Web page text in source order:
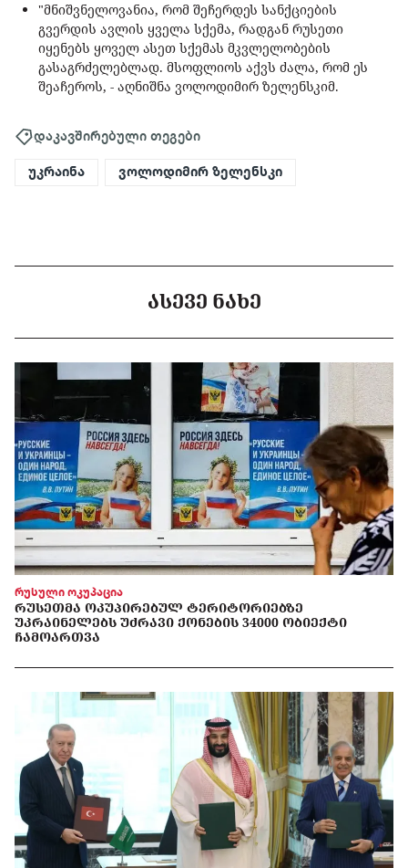
"მნიშვნელოვანია, რომ შეჩერდეს სანქციების
გვერდის ავლის ყველა სქემა, რადგან რუსეთი
იყენებს ყოველ ასეთ სქემას მკვლელობების
გასაგრძელებლად. მსოფლიოს აქვს ძალა, რომ ეს
შეაჩეროს, - აღნიშნა ვოლოდიმირ ზელენსკიმ.
დაკავშირებული თეგები
უკრაინა ვოლოდიმირ ზელენსკი
ᲐᲡᲔᲕᲔ ᲜᲐᲮᲔ
რუსული ოკუპაცია
ᲠᲣᲡᲔᲗᲛᲐ ᲝᲙᲣᲞᲘᲠᲔᲑᲣᲚ ᲢᲔᲠᲘᲢᲝᲠᲘᲔᲑᲖᲔ
ᲣᲙᲠᲐᲘᲜᲔᲚᲔᲑᲡ ᲣᲫᲠᲐᲕᲘ ᲥᲝᲜᲔᲑᲘᲡ 34000 ᲝᲑᲘᲔᲥᲢᲘ
ᲩᲐᲛᲝᲐᲠᲗᲕᲐ